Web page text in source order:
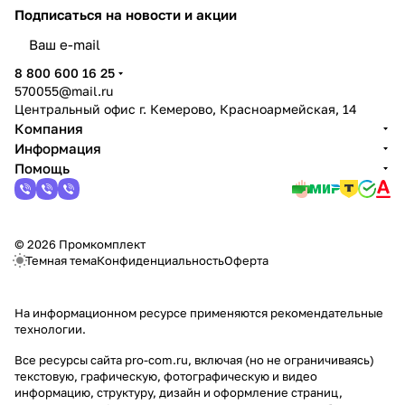
Подписаться на новости и акции
8 800 600 16 25
570055@mail.ru
Центральный офис г. Кемерово, Красноармейская, 14
Компания
Информация
Помощь
© 2026 Промкомплект
Темная темаКонфиденциальностьОферта
На информационном ресурсе применяются рекомендательные
технологии.
Все ресурсы сайта pro-com.ru, включая (но не ограничиваясь)
текстовую, графическую, фотографическую и видео
информацию, структуру, дизайн и оформление страниц,